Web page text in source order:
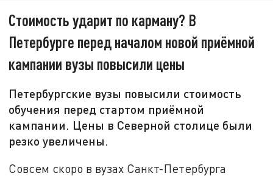
Стоимость ударит по карману? В
Петербурге перед началом новой приёмной
кампании вузы повысили цены
Петербургские вузы повысили стоимость
обучения перед стартом приёмной
кампании. Цены в Северной столице были
резко увеличены.
Совсем скоро в вузах Санкт-Петербурга